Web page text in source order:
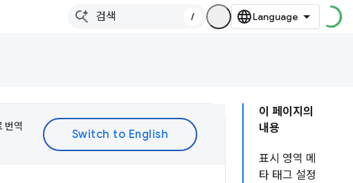
/
이 페이지의
내용
표시 영역 메
타 태그 설정
번역